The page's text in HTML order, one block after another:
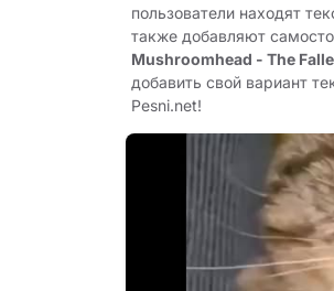
пользователи находят
также добавляют
Mushroomhead - The
добавить свой вариант
Pesni.net!